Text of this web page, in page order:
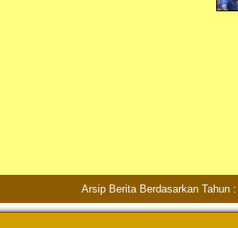
Arsip Berita Berdasarkan Tahun :